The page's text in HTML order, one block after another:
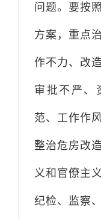
问题。要按
方案，重点
作不力、改
审批不严、
范、工作作
整治危房改
义和官僚主
纪检、监察